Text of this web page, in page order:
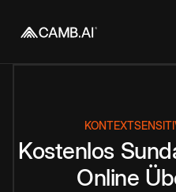
Kostenlos
Online